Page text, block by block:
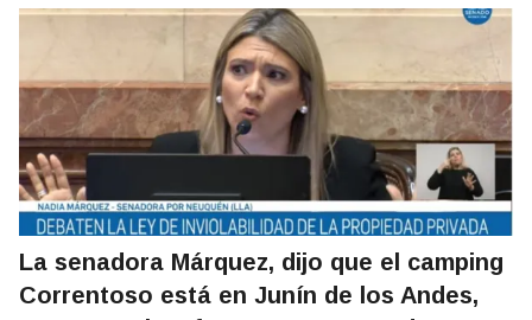
La senadora Márquez, dijo que el camping
Correntoso está en Junín de los Andes,